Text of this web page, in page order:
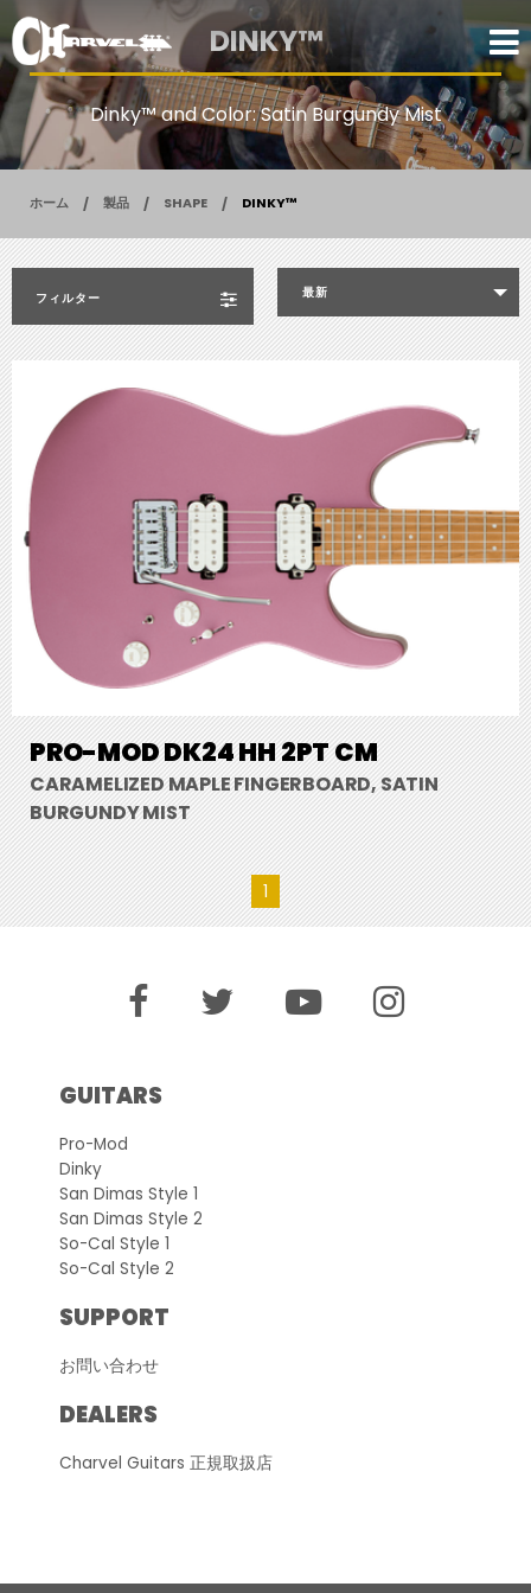
DINKY™
Dinky™ and Color: Satin Burgundy Mist
ホーム 製品 SHAPE DINKY™
フィルター 最新
PRO-MOD DK24 HH 2PT CM
CARAMELIZED MAPLE FINGERBOARD, SATIN
BURGUNDY MIST
1
GUITARS
Pro-Mod
Dinky
San Dimas Style 1
San Dimas Style 2
So-Cal Style 1
So-Cal Style 2
SUPPORT
お問い合わせ
DEALERS
Charvel Guitars 正規取扱店